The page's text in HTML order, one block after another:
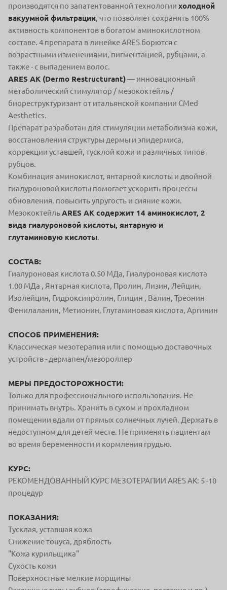
производятся по запатентованной технологии холодной
вакуумной фильтрации, что позволяет сохранять 100%
активность компонентов в богатом аминокислотном
составе. 4 препарата в линейке ARES борются с
возрастными изменениями, пигментацией, рубцами, а
также - с выпадением волос.
ARES AK (Dermo Restructurant)— инновационный
метаболический стимулятор / мезококтейль /
биореструктуризант от итальянской компании CMed
Aesthetics.
Препарат разработан для стимуляции метаболизма кожи,
восстановления структуры дермы и эпидермиса,
коррекции уставшей, тусклой кожи и различных типов
рубцов.
Комбинация аминокислот, янтарной кислоты и двойной
гиалуроновой кислоты помогает ускорить процессы
обновления, повысить упругость и сияние кожи.
МезококтейльARES AK содержит 14 аминокислот, 2
вида гиалуроновой кислоты, янтарную и
глутаминовую кислоты.
СОСТАВ:
Гиалуроновая кислота 0.50 МДа, Гиалуроновая кислота
1.00 МДа , Янтарная кислота, Пролин, Лизин, Лейцин,
Изолейцин, Гидроксипролин, Глицин , Валин, Треонин
Фенилаланин, Метионин, Глутаминовая кислота, Аргинин
СПОСОБ ПРИМЕНЕНИЯ:
Классическая мезотерапия или с помощью доставочных
устройств - дермапен/мезороллер
МЕРЫ ПРЕДОСТОРОЖНОСТИ:
Только для профессионального использования. Не
принимать внутрь. Хранить в сухом и прохладном
помещении вдали от прямых солнечных лучей. Держать в
недоступном для детей месте. Не применять пациентам
во время беременности и кормления грудью.
КУРС:
РЕКОМЕНДОВАННЫЙ КУРС МЕЗОТЕРАПИИ ARES AK: 5 -10
процедур
ПОКАЗАНИЯ:
Тусклая, уставшая кожа
Снижение тонуса, дряблость
"Кожа курильщика"
Сухость кожи
Поверхностные мелкие морщины